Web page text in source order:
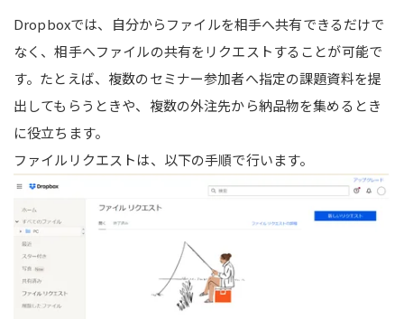
Dropboxでは、自分からファイルを相手へ共有できるだけで
なく、相手へファイルの共有をリクエストすることが可能で
す。たとえば、複数のセミナー参加者へ指定の課題資料を提
出してもらうときや、複数の外注先から納品物を集めるとき
に役立ちます。
ファイルリクエストは、以下の手順で行います。